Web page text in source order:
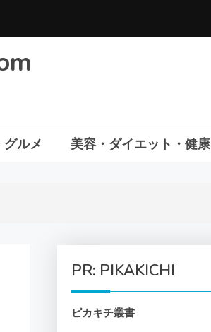
グルメ 美容・ダイエット・健康
PR: PIKAKICHI
ピカキチ叢書